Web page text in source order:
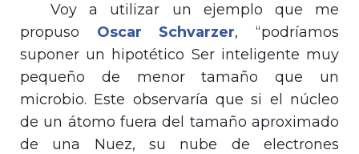
Voy a utilizar un ejemplo que me
propuso Oscar Schvarzer, “podríamos
suponer un hipotético Ser inteligente muy
pequeño de menor tamaño que un
microbio. Este observaría que si el núcleo
de un átomo fuera del tamaño aproximado
de una Nuez, su nube de electrones